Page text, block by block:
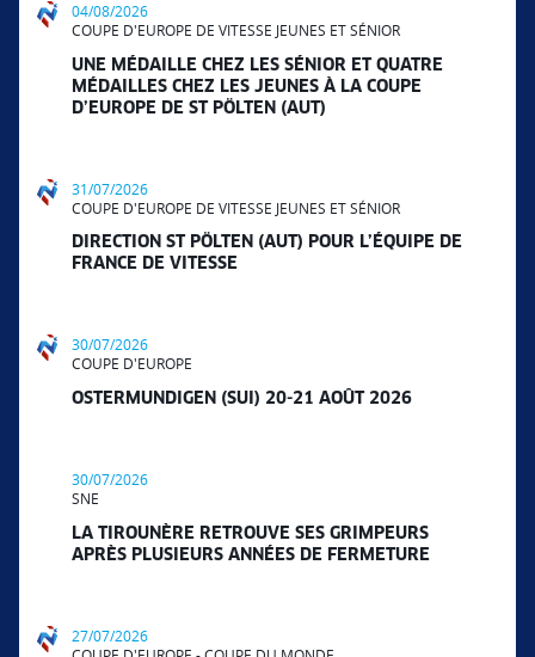
04/08/2026
COUPE D'EUROPE DE VITESSE JEUNES ET SÉNIOR
UNE MÉDAILLE CHEZ LES SÉNIOR ET QUATRE
MÉDAILLES CHEZ LES JEUNES À LA COUPE
D’EUROPE DE ST PÖLTEN (AUT)
31/07/2026
COUPE D'EUROPE DE VITESSE JEUNES ET SÉNIOR
DIRECTION ST PÖLTEN (AUT) POUR L’ÉQUIPE DE
FRANCE DE VITESSE
30/07/2026
COUPE D'EUROPE
OSTERMUNDIGEN (SUI) 20-21 AOÛT 2026
30/07/2026
SNE
LA TIROUNÈRE RETROUVE SES GRIMPEURS
APRÈS PLUSIEURS ANNÉES DE FERMETURE
27/07/2026